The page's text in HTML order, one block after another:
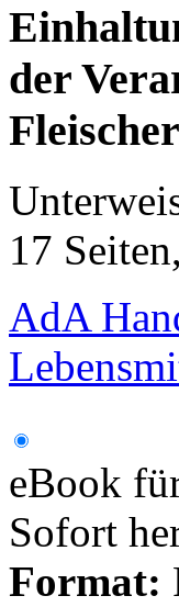
der
17
AdA
eBook
Sofort
Format: